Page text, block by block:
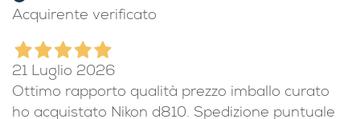
Tutto ok sono molto soddisfatto se avrò bisogno
Acquirente verificato